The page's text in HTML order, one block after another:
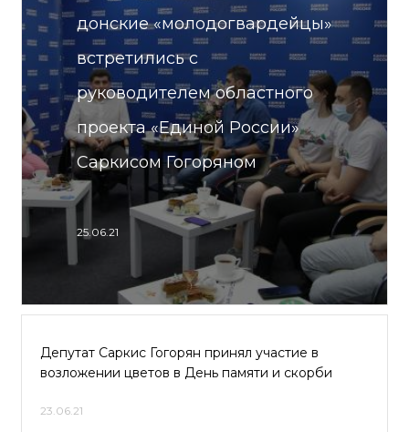
донские «молодогвардейцы»
встретились с
руководителем областного
проекта «Единой России»
Саркисом Гогоряном
25.06.21
Депутат Саркис Гогорян принял участие в
возложении цветов в День памяти и скорби
23.06.21